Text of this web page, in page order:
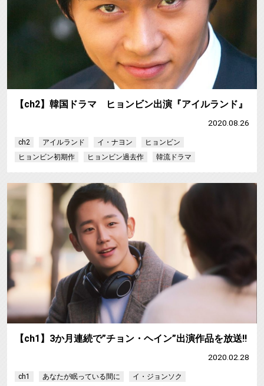
【ch2】韓国ドラマ ヒョンビン出演『アイルランド』
2020.08.26
ch2 アイルランド イ・ナヨン
ヒョンビン
ヒョンビン初期作
ヒョンビン過去作 韓流ドラマ
【ch1】3か月連続で”チョン・ヘイン”出演作品を放送!!
2020.02.28
ch1 あなたが眠っている間に
イ・ジョンソク